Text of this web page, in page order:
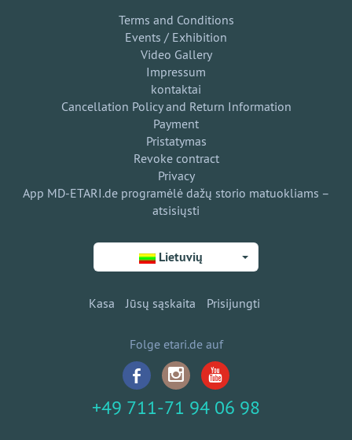
Terms and Conditions
Events / Exhibition
Video Gallery
Impressum
kontaktai
Cancellation Policy and Return Information
Payment
Pristatymas
Revoke contract
Privacy
App MD-ETARI.de programėlė dažų storio matuokliams –
atsisiųsti
Lietuvių
Kasa Jūsų sąskaita Prisijungti
Folge etari.de auf
+49 711-71 94 06 98